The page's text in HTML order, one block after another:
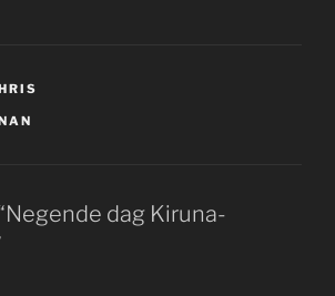
dag Kiruna-